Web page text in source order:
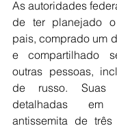
As autoridades
de ter planejado
pais, comprado um
e compartilhado
outras pessoas,
de russo. Suas
detalhadas em
antissemita de